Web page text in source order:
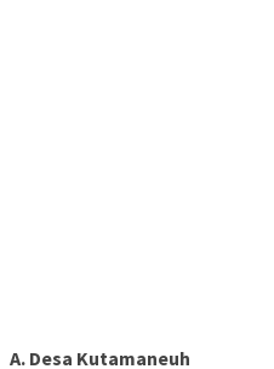
A. Desa Kutamaneuh